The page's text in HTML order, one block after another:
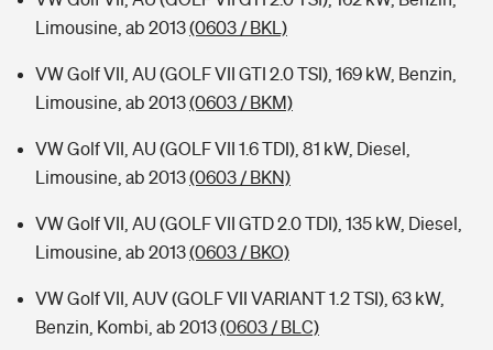
Limousine, ab 2013(0603 / BKL)
VW Golf VII, AU (GOLF VII GTI 2.0 TSI), 169 kW, Benzin,
Limousine, ab 2013(0603 / BKM)
VW Golf VII, AU (GOLF VII 1.6 TDI), 81 kW, Diesel,
Limousine, ab 2013(0603 / BKN)
VW Golf VII, AU (GOLF VII GTD 2.0 TDI), 135 kW, Diesel,
Limousine, ab 2013(0603 / BKO)
VW Golf VII, AUV (GOLF VII VARIANT 1.2 TSI), 63 kW,
Benzin, Kombi, ab 2013(0603 / BLC)